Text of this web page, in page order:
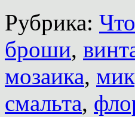
Рубрика:
броши,
мозаика,
смальта,